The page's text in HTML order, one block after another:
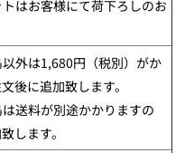
はお客様にて荷下ろしのお
外は1,680円（税別）がか
後に追加致します。
送料が別途かかりますの
します。